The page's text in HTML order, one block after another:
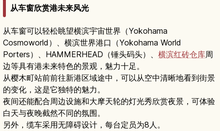
从车窗欣赏港未来风光
从车窗可以轻松眺望横滨宇宙世界（Yokohama
Cosmoworld）、横滨世界港口（Yokohama World
Porters）、HAMMERHEAD（锤头码头）、 横滨红砖仓库周
边等具有港未来特色的景观，魅力十足。
从樱木町站前前往新港区域途中，可以从空中清晰地看到街景
的变化，这是它独特的魅力。
夜间还能配合周边设施和大摩天轮的灯光秀欣赏夜景，可体验
白天与夜晚截然不同的氛围。
另外，缆车采用无障碍设计，每台定员为8人。